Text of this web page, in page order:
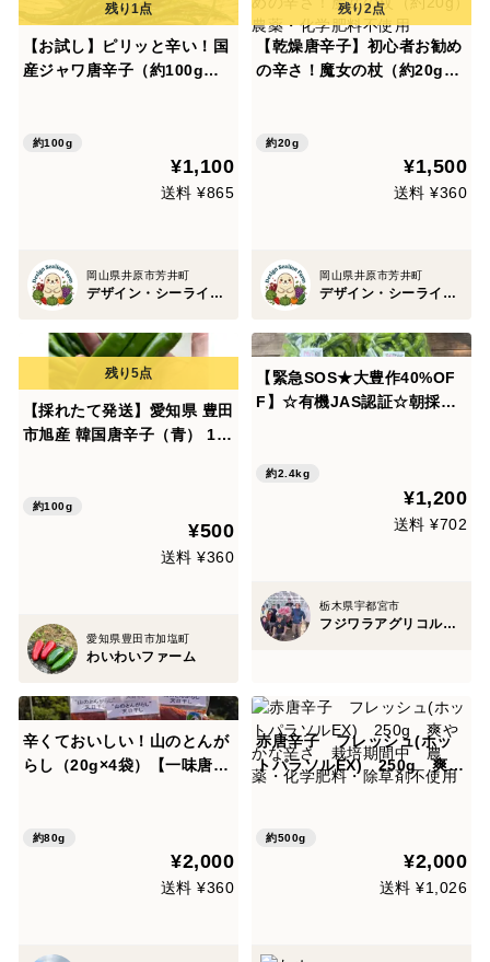
【お試し】ピリッと辛い！国
産ジャワ唐辛子（約100g）
約100g
¥1,100
送料 ¥865
岡山県井原市芳井町
デザイン・シーライオン・ファーム
【乾燥唐辛子】初心者お勧め
の辛さ！魔女の杖（約20g）
約20g
¥1,500
送料 ¥360
岡山県井原市芳井町
デザイン・シーライオン・ファーム
【採れたて発送】愛知県 豊田
市旭産 韓国唐辛子（青） 10
約100g
¥500
送料 ¥360
愛知県豊田市加塩町
わいわいファーム
【緊急SOS★大豊作40%OF
F】☆有機JAS認証☆朝採れ
約2.4kg
¥1,200
送料 ¥702
栃木県宇都宮市
フジワラアグリコルトゥーラ
辛くておいしい！山のとんが
らし（20g×4袋）【一味唐辛
約80g
¥2,000
送料 ¥360
赤唐辛子 フレッシュ(ホッ
トパラソルEX) 250g 爽や
かな辛さ 栽培期間中 農
約500g
¥2,000
送料 ¥1,026